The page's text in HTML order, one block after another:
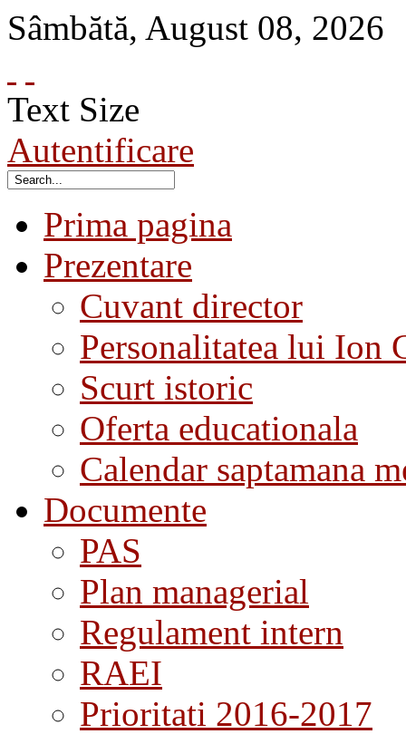
Sâmbătă, August 08, 2026
Text Size
Autentificare
Prima pagina
Prezentare
Cuvant director
Personalitatea lui Ion
Scurt istoric
Oferta educationala
Calendar saptamana
Documente
PAS
Plan managerial
Regulament intern
RAEI
Prioritati 2016-2017